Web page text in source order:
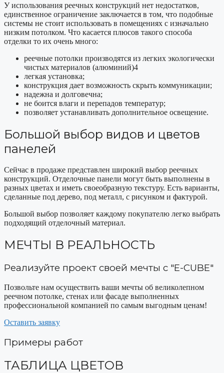
У использования реечных конструкций нет недостатков,
единственное ограничение заключается в том, что подобные
системы не стоит использовать в помещениях с изначально
низким потолком. Что касается плюсов такого способа
отделки то их очень много:
реечные потолки производятся из легких экологически
чистых материалов (алюминий)4
легкая установка;
конструкция дает возможность скрыть коммуникации;
надежна и долговечна;
не боится влаги и перепадов температур;
позволяет устанавливать дополнительное освещение.
Большой выбор видов и цветов
панелей
Сейчас в продаже представлен широкий выбор реечных
конструкций. Отделочные панели могут быть выполнены в
разных цветах и иметь своеобразную текстуру. Есть варианты,
сделанные под дерево, под металл, с рисунком и фактурой.
Большой выбор позволяет каждому покупателю легко выбрать
подходящий отделочный материал.
МЕЧТЫ В РЕАЛЬНОСТЬ
Реализуйте проект своей мечты с "E-CUBE"
Позвольте нам осуществить ваши мечты об великолепном
реечном потолке, стенах или фасаде выполненных
профессиональной компанией по самым выгодным ценам!
Оставить заявку
Примеры работ
ТАБЛИЦА ЦВЕТОВ